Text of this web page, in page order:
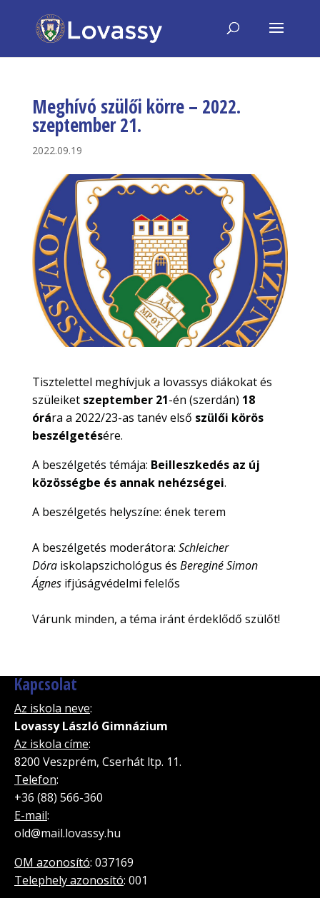
Meghívó szülői körre – 2022.
szeptember 21.
2022.09.19
Tisztelettel meghívjuk a lovassys diákokat és
szüleiket szeptember 21-én (szerdán) 18
órára a 2022/23-as tanév első szülői körös
beszélgetésére.
A beszélgetés témája: Beilleszkedés az új
közösségbe és annak nehézségei.
A beszélgetés helyszíne: ének terem
A beszélgetés moderátora: Schleicher
Dóraiskolapszichológus és Bereginé Simon
Ágnes ifjúságvédelmi felelős
Várunk minden, a téma iránt érdeklődő szülőt!
Kapcsolat
Az iskola neve:
Lovassy László Gimnázium
Az iskola címe:
8200 Veszprém, Cserhát ltp. 11.
Telefon:
+36 (88) 566-360
E-mail:
old@mail.lovassy.hu
OM azonosító: 037169
Telephely azonosító: 001